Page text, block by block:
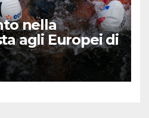
nella
agli Europei di